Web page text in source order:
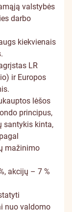
valstybės
darbo
kiekvienais
LR
ir Europos
lėšos
principus,
santykis kinta,
mažinimo
akcijų – 7 %
nuo valdomo